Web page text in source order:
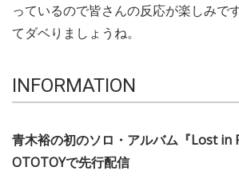
っているので皆さんの反応が楽しみで
てダベりましょうね。
INFORMATION
青木裕の初のソロ・アルバム『Lost in
OTOTOYで先行配信